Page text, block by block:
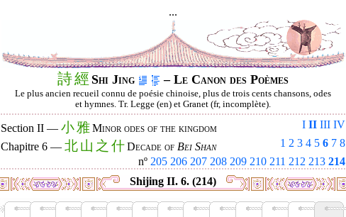
...
詩經 Shi Jing – Le Canon des Poèmes
Le plus ancien recueil connu de poésie chinoise, plus de trois cents chansons, odes
et hymnes. Tr. Legge (en) et Granet (fr, incomplète).
I II III IV
Section II — 小雅Minor odes of the kingdom
1 2 3 4 5 6 7 8
Chapitre 6 — 北山 之 什Decade of Bei Shan
nº 205 206 207 208 209 210 211 212 213 214
Shijing II. 6. (214)